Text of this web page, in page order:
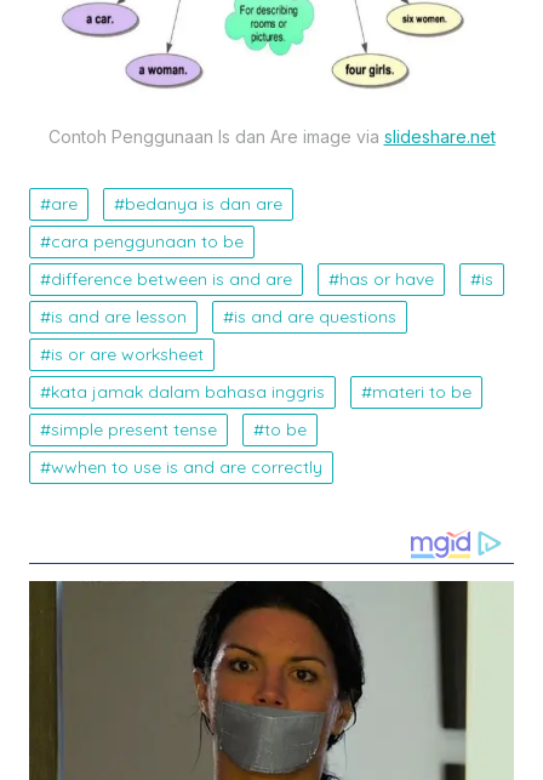
Contoh Penggunaan Is dan Are image via slideshare.net
are
bedanya is dan are
cara penggunaan to be
difference between is and are
has or have
is
is and are lesson
is and are questions
is or are worksheet
kata jamak dalam bahasa inggris
materi to be
simple present tense
to be
wwhen to use is and are correctly